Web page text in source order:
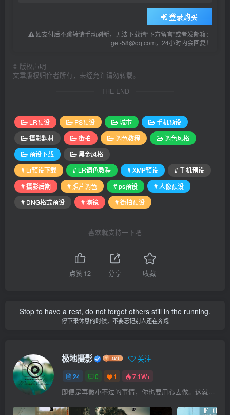
登录购买
如支付后不跳转请手动刷新，无法下载请“下方留言”或者发邮箱：
get-58@qq.com，24小时内会回复！
© 版权声明
文章版权归作者所有，未经允许请勿转载。
THE END
LR预设 PS预设 城市
手机预设
摄影题材
街拍 调色教程
调色风格
预设下载
黑金风格
# Lr预设下载
# LR调色教程 # XMP预设
# 手机预设
# 摄影后期
# 照片调色 # ps预设
# 人像预设
# DNG格式预设
# 滤镜 # 街拍预设
喜欢就支持一下吧
点赞 12 分享 收藏
Stop to have a rest, do not forget others still in the running.
停下来休息的时候，不要忘记别人还在奔跑
极地摄影 关注
24 0 1 7.1W+
即便是再微小不过的事情，你也要用心去做。这就是成功的秘密